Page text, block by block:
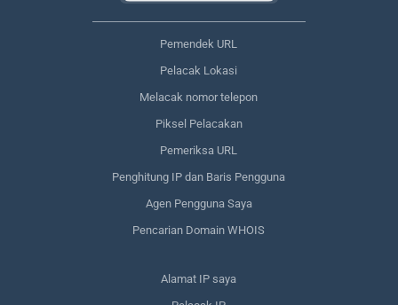
Pemendek URL
Pelacak Lokasi
Melacak nomor telepon
Piksel Pelacakan
Pemeriksa URL
Penghitung IP dan Baris Pengguna
Agen Pengguna Saya
Pencarian Domain WHOIS
Alamat IP saya